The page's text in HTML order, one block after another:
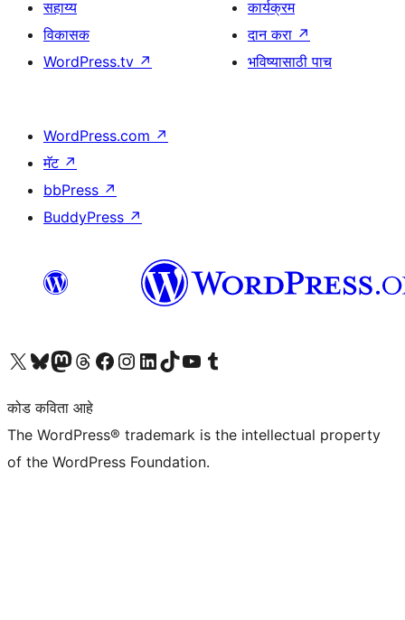
सहाय्य
विकासक
WordPress.tv ↗
कार्यक्रम
दान करा ↗
भविष्यासाठी पाच
WordPress.com ↗
मॅट ↗
bbPress ↗
BuddyPress ↗
आमच्या X (एक्स) (पूर्वीचे ट्विटर) खात्याला भेट द्या आमच्या ब्लूस्की खात्याला भेट द्या.आमच्या Mastodon खात्याला भेट द्या.आमच्या थ्रेड्स खात्याला भेट द्या. आमच्या फेसबुक पेजला भेट द्या आमच्या इंस्टाग्राम खात्याला भेट द्या आमच्या लिंक्डइन खात्याला भेट द्या आमच्या टिकटॉक अकाउंटला भेट द्या.आमच्या यूट्यूब चॅनेलला भेट द्या आमच्या टंबलर खात्याला भेट द्या.
कोड कविता आहे
The WordPress® trademark is the intellectual property
of the WordPress Foundation.